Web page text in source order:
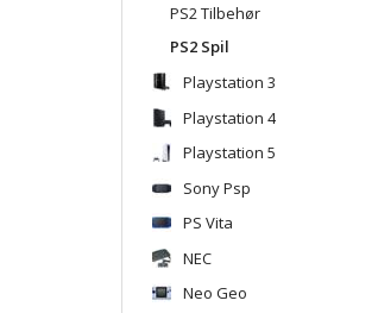
PS2 Tilbehør
PS2 Spil
Playstation 3
Playstation 4
Playstation 5
Sony Psp
PS Vita
NEC
Neo Geo